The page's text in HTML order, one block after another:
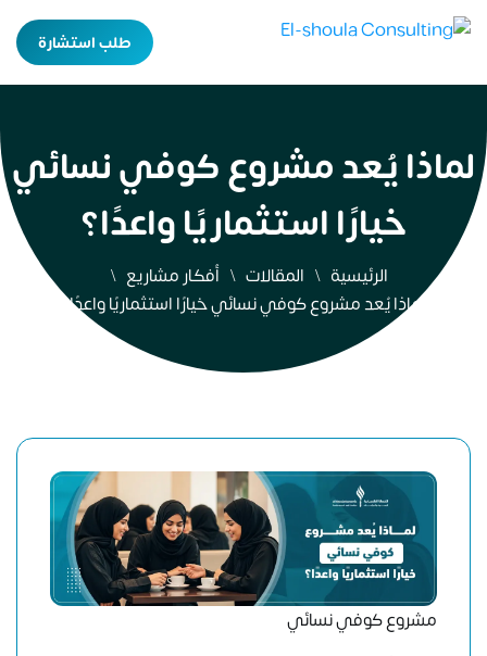
طلب استشارة
لماذا يُعد مشروع كوفي نسائي
خيارًا استثماريًا واعدًا؟
الرئيسية المقالات
أفكار مشاريع
لماذا يُعد مشروع كوفي نسائي خيارًا استثماريًا واعدًا؟
مشروع كوفي نسائي